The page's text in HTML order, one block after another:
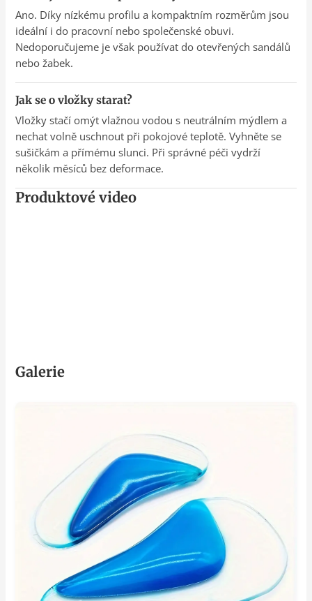
Ano. Díky nízkému profilu a kompaktním rozměrům jsou
ideální i do pracovní nebo společenské obuvi.
Nedoporučujeme je však používat do otevřených sandálů
nebo žabek.
Jak se o vložky starat?
Vložky stačí omýt vlažnou vodou s neutrálním mýdlem a
nechat volně uschnout při pokojové teplotě. Vyhněte se
sušičkám a přímému slunci. Při správné péči vydrží
několik měsíců bez deformace.
Produktové video
Galerie